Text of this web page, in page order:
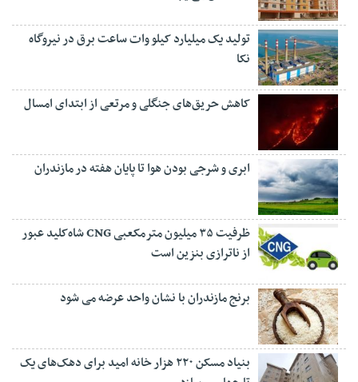
تولید یک میلیارد کیلو وات ساعت برق در نیروگاه
نکا
کاهش حریق‌های جنگلی و مرتعی از ابتدای امسال
ابری و شرجی بودن هوا تا پایان هفته در مازندران
ظرفیت ۳۵ میلیون مترمکعبی CNG شاه‌کلید عبور
از ناترازی بنزین است
برنج مازندران با نشان واحد عرضه می شود
بنیاد مسکن ۲۲۰ هزار خانه امید برای دهک‌های یک